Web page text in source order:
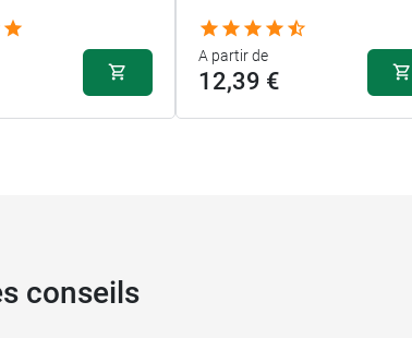
A partir de
12,39 €
conseils